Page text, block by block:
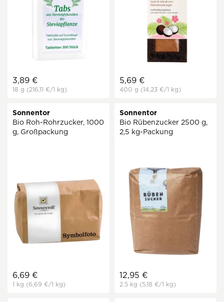
3,89 €
18 g (216,11 €/1 kg)
5,69 €
400 g (14,23 €/1 kg)
Sonnentor
Bio Roh-Rohrzucker, 1000
g, Großpackung
6,69 €
1 kg (6,69 €/1 kg)
Sonnentor
Bio Rübenzucker 2500 g,
2,5 kg-Packung
12,95 €
2.5 kg (5,18 €/1 kg)